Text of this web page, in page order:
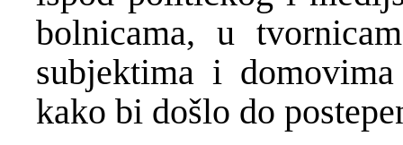
bolnicama, u
subjektima i
kako bi došlo do